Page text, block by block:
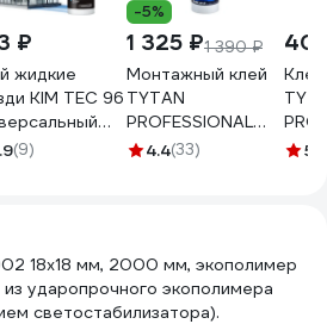
₽
жидкие
KIM TEC 96
шов
(9)
-5%
1 325 ₽1 390 ₽
Монтажный клей
TYTAN
PROFESSIONAL
Fix2 GT гибридный
4.4(33) 5
18x18 мм, 2000 мм, экополимер
ударопрочного экополимера
светостабилизатора).